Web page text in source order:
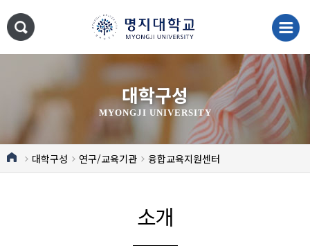
대학구성
MYONGJI UNIVERSITY
대학구성 연구/교육기관 융합교육지원센터
소개